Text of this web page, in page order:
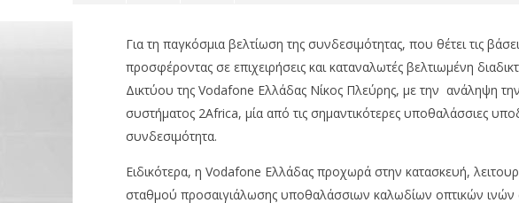
NOW VIEWING
Για τη παγκόσμια βελτίωση της συνδεσιμότητας, που θέτει τις
προσφέροντας σε επιχειρήσεις και καταναλωτές βελτιωμένη
Δικτύου της Vodafone Ελλάδας Νίκος Πλεύρης, με την ανάληψη
συστήματος 2Africa, μία από τις σημαντικότερες υποθαλάσσιες
συνδεσιμότητα.
Ειδικότερα, η Vodafone Ελλάδας προχωρά στην κατασκευή,
σταθμού προσαιγιάλωσης υποθαλάσσιων καλωδίων οπτικών ινών